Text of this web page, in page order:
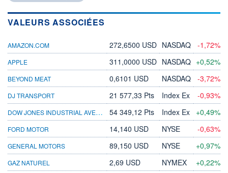
VALEURS ASSOCIÉES
AMAZON.COM 272,6500 USD NASDAQ -1,72%
APPLE 311,0000 USD NASDAQ +0,52%
BEYOND MEAT 0,6101 USD NASDAQ -3,72%
DJ TRANSPORT 21 577,33 Pts Index Ex
-0,93%
DOW JONES INDUSTRIAL AVERAGE
54 349,12 Pts Index Ex +0,49%
FORD MOTOR 14,140 USD NYSE -0,63%
GENERAL MOTORS 89,150 USD NYSE +0,97%
GAZ NATUREL 2,69 USD NYMEX +0,22%